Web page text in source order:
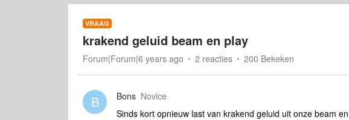
VRAAG
krakend geluid beam en play
Forum|Forum|6 years ago 2 reacties 200 Bekeken
B Bons Novice
Sinds kort opnieuw last van krakend geluid uit onze beam